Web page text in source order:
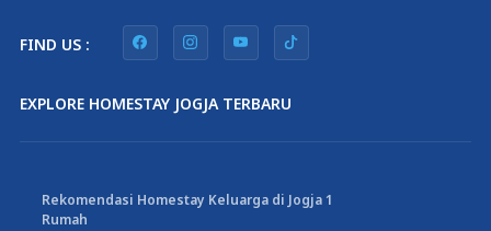
FIND US :
EXPLORE HOMESTAY JOGJA TERBARU
Rekomendasi Homestay Keluarga di Jogja 1
Rumah